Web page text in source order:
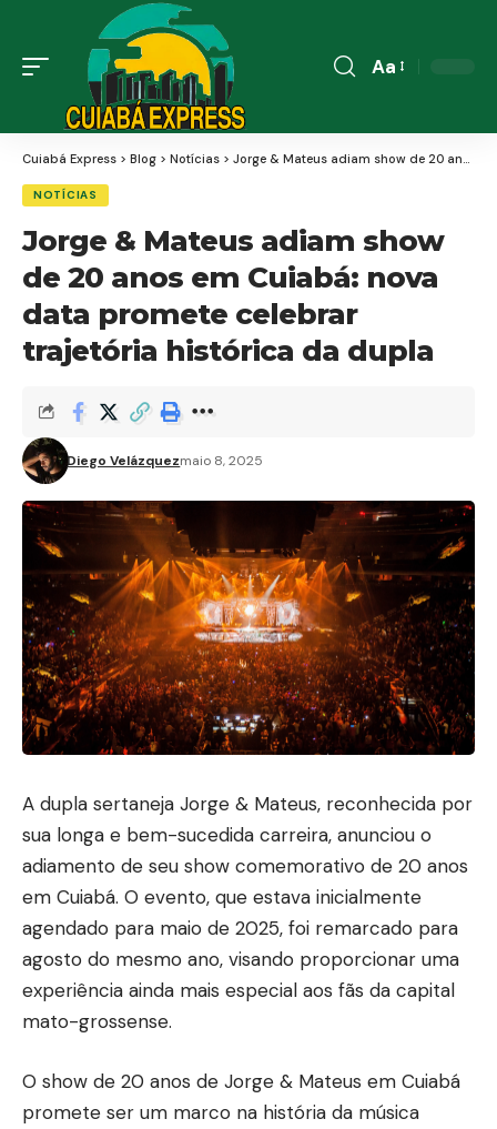
Font
Aa
Cuiabá Express > Blog > Notícias > Jorge & Mateus adiam show de 20 anos em Cuiabá: nova data promete celebrar trajetória histórica da dupla
NOTÍCIAS
Jorge & Mateus adiam show
de 20 anos em Cuiabá: nova
data promete celebrar
trajetória histórica da dupla
Diego Velázquezmaio 8, 2025
A dupla sertaneja Jorge & Mateus, reconhecida por
sua longa e bem-sucedida carreira, anunciou o
adiamento de seu show comemorativo de 20 anos
em Cuiabá. O evento, que estava inicialmente
agendado para maio de 2025, foi remarcado para
agosto do mesmo ano, visando proporcionar uma
experiência ainda mais especial aos fãs da capital
mato-grossense.
O show de 20 anos de Jorge & Mateus em Cuiabá
promete ser um marco na história da música